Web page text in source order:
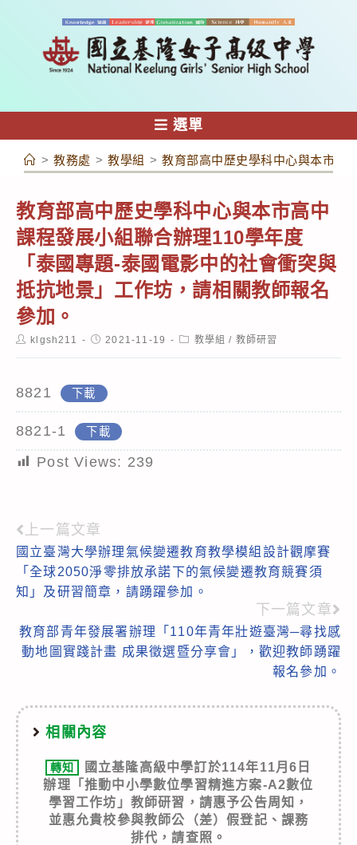
容
選單
> 教務處 > 教學組 > 教育部高中歷史學科中心與本市高
教育部高中歷史學科中心與本市高中
課程發展小組聯合辦理110學年度
「泰國專題-泰國電影中的社會衝突與
抵抗地景」工作坊，請相關教師報名
參加。
Postklgsh211
Post2021-11-19
Post教學組 / 教師研習
8821 下載
8821-1 下載
Post Views: 239
Read
more
articles
上一篇文章
國立臺灣大學辦理氣候變遷教育教學模組設計觀摩賽
「全球2050淨零排放承諾下的氣候變遷教育競賽須
知」及研習簡章，請踴躍參加。
下一篇文章
教育部青年發展署辦理「110年青年壯遊臺灣─尋找感
動地圖實踐計畫 成果徵選暨分享會」，歡迎教師踴躍
報名參加。
相關內容
轉知
國立基隆高級中學訂於114年11月6日
辦理「推動中小學數位學習精進方案-A2數位
學習工作坊」教師研習，請惠予公告周知，
並惠允貴校參與教師公（差）假登記、課務
排代，請查照。